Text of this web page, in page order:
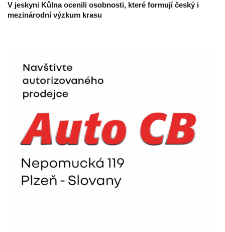
V jeskyni Kůlna ocenili osobnosti, které formují český i
mezinárodní výzkum krasu